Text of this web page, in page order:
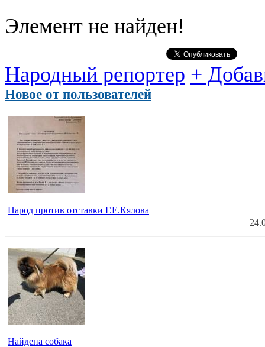
Элемент не найден!
Народный репортер +
Новое от пользователей
Народ против отставки Г.Е.Кялова
Найдена собака